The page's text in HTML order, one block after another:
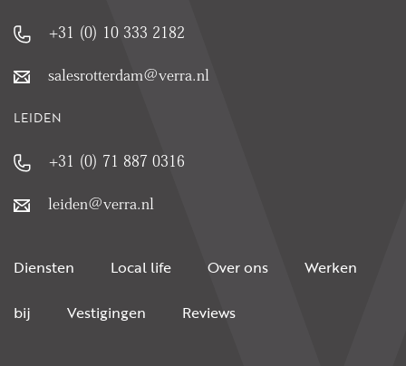
+31 (0) 10 333 2182
salesrotterdam@verra.nl
LEIDEN
+31 (0) 71 887 0316
leiden@verra.nl
Diensten Local life Over ons Werken
bij Vestigingen Reviews